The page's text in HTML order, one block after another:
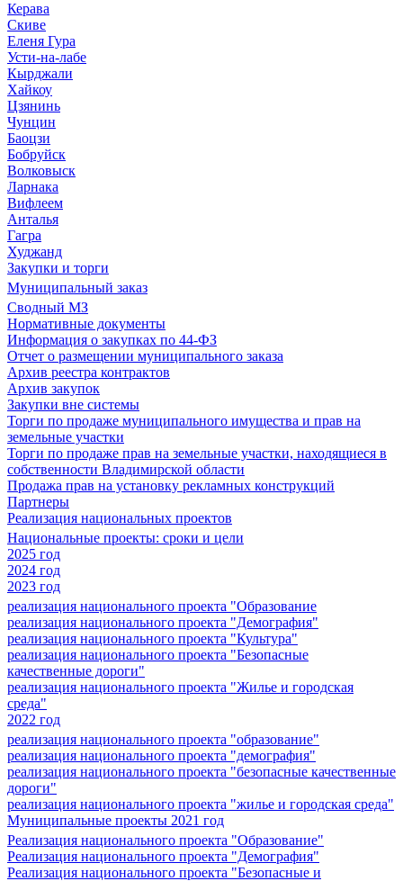
Керава
Скиве
Еленя Гура
Усти-на-лабе
Кырджали
Хайкоу
Цзянинь
Чунцин
Баоцзи
Бобруйск
Волковыск
Ларнака
Вифлеем
Анталья
Гагра
Худжанд
Закупки и торги
Муниципальный заказ
Сводный МЗ
Нормативные документы
Информация о закупках по 44-ФЗ
Отчет о размещении муниципального заказа
Архив реестра контрактов
Архив закупок
Закупки вне системы
Торги по продаже муниципального имущества и прав на
земельные участки
Торги по продаже прав на земельные участки, находящиеся в
собственности Владимирской области
Продажа прав на установку рекламных конструкций
Партнеры
Реализация национальных проектов
Национальные проекты: сроки и цели
2025 год
2024 год
2023 год
реализация национального проекта "Образование
реализация национального проекта "Демография"
реализация национального проекта "Культура"
реализация национального проекта "Безопасные
качественные дороги"
реализация национального проекта "Жилье и городская
среда"
2022 год
реализация национального проекта "образование"
реализация национального проекта "демография"
реализация национального проекта "безопасные качественные
дороги"
реализация национального проекта "жилье и городская среда"
Муниципальные проекты 2021 год
Реализация национального проекта "Образование"
Реализация национального проекта "Демография"
Реализация национального проекта "Безопасные и